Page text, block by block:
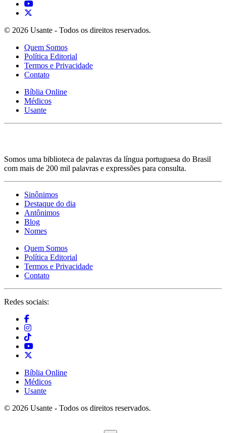
© 2026 Usante - Todos os direitos reservados.
Quem Somos
Política Editorial
Termos e Privacidade
Contato
Bíblia Online
Médicos
Usante
Somos uma biblioteca de palavras da língua portuguesa do Brasil
com mais de 200 mil palavras e expressões para consulta.
Sinônimos
Destaque do dia
Antônimos
Blog
Nomes
Quem Somos
Política Editorial
Termos e Privacidade
Contato
Redes sociais:
Bíblia Online
Médicos
Usante
© 2026 Usante - Todos os direitos reservados.